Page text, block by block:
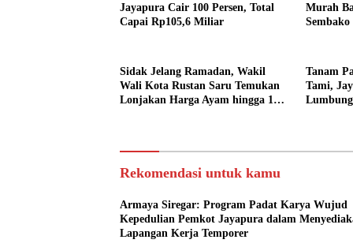
Jayapura Cair 100 Persen, Total
Capai Rp105,6 Miliar
Murah
Sidak Jelang Ramadan, Wakil
Wali Kota Rustan Saru Temukan
Lonjakan Harga Ayam hingga 100
Tanam
Tami,
Rekomendasi untuk kamu
Armaya Siregar: Program Padat Karya Wujud
Kepedulian Pemkot Jayapura dalam
Lapangan Kerja Temporer